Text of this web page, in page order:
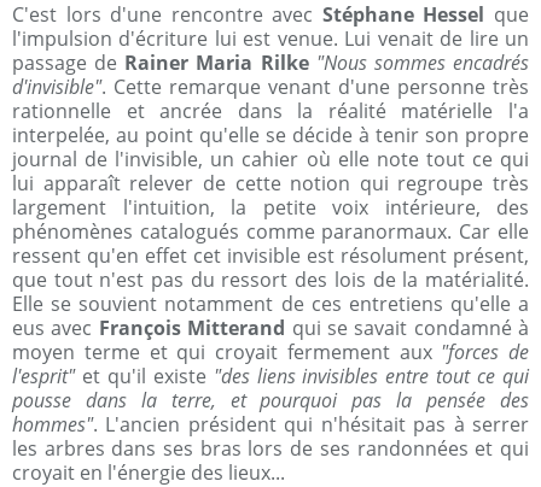
C'est lors d'une rencontre avec Stéphane Hessel que
l'impulsion d'écriture lui est venue. Lui venait de lire un
passage de Rainer Maria Rilke "Nous sommes encadrés
d'invisible". Cette remarque venant d'une personne très
rationnelle et ancrée dans la réalité matérielle l'a
interpelée, au point qu'elle se décide à tenir son propre
journal de l'invisible, un cahier où elle note tout ce qui
lui apparaît relever de cette notion qui regroupe très
largement l'intuition, la petite voix intérieure, des
phénomènes catalogués comme paranormaux. Car elle
ressent qu'en effet cet invisible est résolument présent,
que tout n'est pas du ressort des lois de la matérialité.
Elle se souvient notamment de ces entretiens qu'elle a
eus avec François Mitterand qui se savait condamné à
moyen terme et qui croyait fermement aux "forces de
l'esprit"et qu'il existe "des liens invisibles entre tout ce qui
pousse dans la terre, et pourquoi pas la pensée des
hommes". L'ancien président qui n'hésitait pas à serrer
les arbres dans ses bras lors de ses randonnées et qui
croyait en l'énergie des lieux...